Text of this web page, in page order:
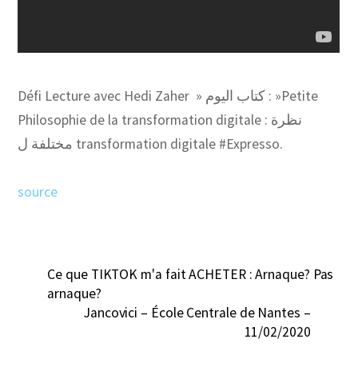
Défi Lecture avec Hedi Zaher » كتاب اليوم : »Petite
Philosophie de la transformation digitale : نظرة
مختلفة ل transformation digitale #Expresso.
source
Ce que TIKTOK m'a fait ACHETER : Arnaque? Pas
arnaque?
Jancovici – École Centrale de Nantes –
11/02/2020